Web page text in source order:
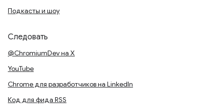
Подкасты и шоу
Следовать
@ChromiumDev на X
YouTube
Chrome для разработчиков на LinkedIn
Код для фида RSS